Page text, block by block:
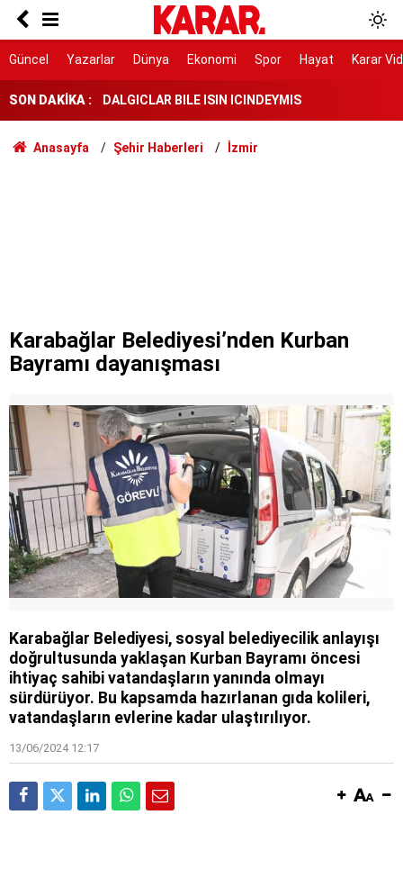
Güncel Yazarlar Dünya Ekonomi Spor Hayat Karar
SON DAKİKA :
Herkes Çeşme'ye akın ederken onlar burayı
keşfetti: İzmir'de 'Böyle bir yer hâlâ var mı?'
dedirtecek o saklı cennet
DALGICLAR BILE ISIN ICINDEYMIS
AK Parti ile fark 4 puanı aştı
buruk
mont arıyor
Anasayfa Şehir Haberleri İzmir
Karabağlar Belediyesi’nden Kurban
Bayramı dayanışması
Karabağlar Belediyesi, sosyal belediyecilik anlayışı
doğrultusunda yaklaşan Kurban Bayramı öncesi
ihtiyaç sahibi vatandaşların yanında olmayı
sürdürüyor. Bu kapsamda hazırlanan gıda kolileri,
vatandaşların evlerine kadar ulaştırılıyor.
13/06/2024 12:17